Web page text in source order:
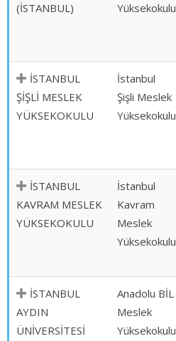
(İSTANBUL)
Yüksekokulu
İSTANBUL
ŞİŞLİ MESLEK
YÜKSEKOKULU
İstanbul
Şişli Meslek
Yüksekokulu
İSTANBUL
KAVRAM MESLEK
YÜKSEKOKULU
İstanbul
Kavram
Meslek
Yüksekokulu
İSTANBUL
AYDIN
ÜNİVERSİTESİ
Anadolu BİL
Meslek
Yüksekokulu